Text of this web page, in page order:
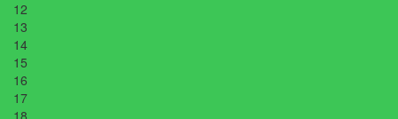
12
13
14
15
16
17